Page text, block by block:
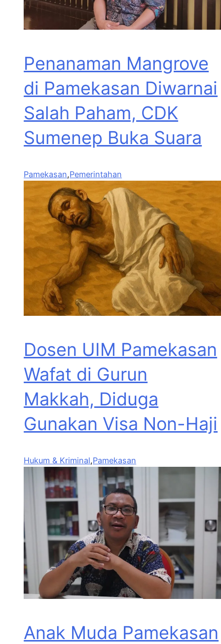
Penanaman Mangrove
di Pamekasan Diwarnai
Salah Paham, CDK
Sumenep Buka Suara
Pamekasan,Pemerintahan
Dosen UIM Pamekasan
Wafat di Gurun
Makkah, Diduga
Gunakan Visa Non-Haji
Hukum & Kriminal,Pamekasan
Anak Muda Pamekasan